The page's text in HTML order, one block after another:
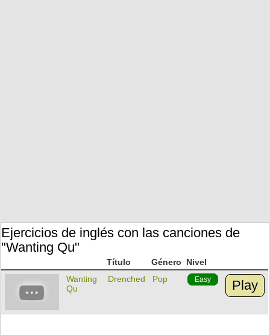
Ejercicios de inglés con las canciones de
"Wanting Qu"
Título Género
Nivel
Wanting
Qu
Drenched Pop Easy Play